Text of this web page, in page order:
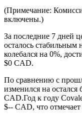
USDC фьючерсы
Фьючерсы с
обеспечения
(Примечание:
включены.)
За последние 7 дней
осталось стабильным
колебался на 0%,
$0 CAD.
По сравнению с
изменился на остался
CAD.Год к году
$-- CAD, что